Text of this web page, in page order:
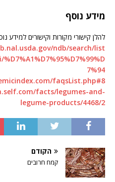
מידע נוסף
להלן קישורי מקורות וקישורים למידע
ndb/search/list
7%94
faqsList.php#8
facts/legumes-and-
legume-products/4468/2
הקודם
קמח חרובים